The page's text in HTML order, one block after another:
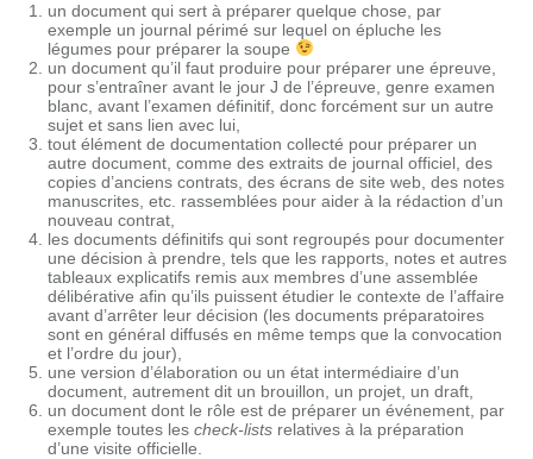
un document qui sert à préparer quelque chose, par
exemple un journal périmé sur lequel on épluche les
légumes pour préparer la soupe
un document qu’il faut produire pour préparer une épreuve,
pour s’entraîner avant le jour J de l’épreuve, genre examen
blanc, avant l’examen définitif, donc forcément sur un autre
sujet et sans lien avec lui,
tout élément de documentation collecté pour préparer un
autre document, comme des extraits de journal officiel, des
copies d’anciens contrats, des écrans de site web, des notes
manuscrites, etc. rassemblées pour aider à la rédaction d’un
nouveau contrat,
les documents définitifs qui sont regroupés pour documenter
une décision à prendre, tels que les rapports, notes et autres
tableaux explicatifs remis aux membres d’une assemblée
délibérative afin qu’ils puissent étudier le contexte de l’affaire
avant d’arrêter leur décision (les documents préparatoires
sont en général diffusés en même temps que la convocation
et l’ordre du jour),
une version d’élaboration ou un état intermédiaire d’un
document, autrement dit un brouillon, un projet, un draft,
un document dont le rôle est de préparer un événement, par
exemple toutes les check-lists relatives à la préparation
d’une visite officielle.